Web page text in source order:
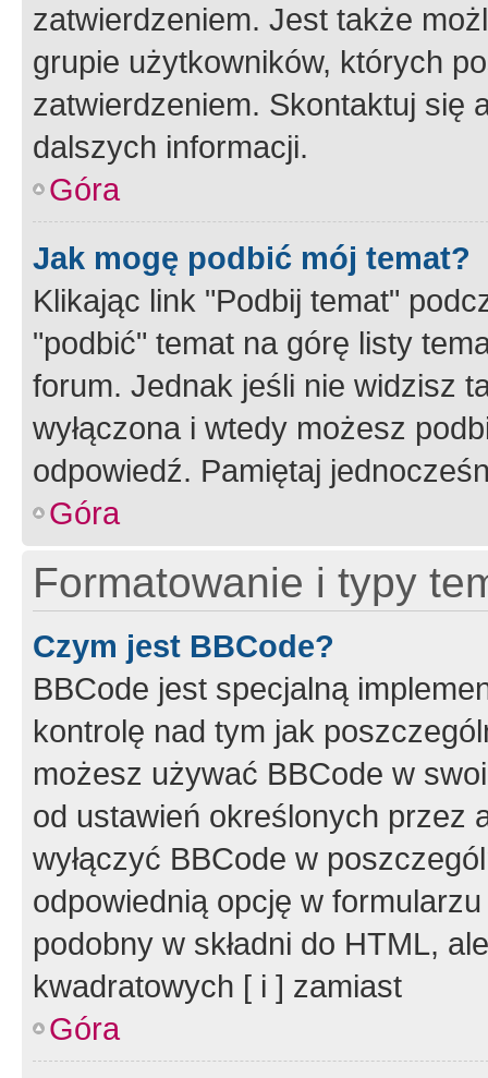
zatwierdzeniem. Jest także
grupie użytkowników, których
zatwierdzeniem. Skontaktuj się
dalszych informacji.
Góra
Jak mogę podbić mój temat?
Klikając link "Podbij temat"
"podbić" temat na górę listy
forum. Jednak jeśli nie widzisz
wyłączona i wtedy możesz
odpowiedź. Pamiętaj
Góra
Formatowanie i typy
Czym jest BBCode?
BBCode jest specjalną
kontrolę nad tym jak
możesz używać BBCode w
od ustawień określonych przez
wyłączyć BBCode w
odpowiednią opcję w
podobny w składni do HTML,
kwadratowych [ i ] zamiast
Góra